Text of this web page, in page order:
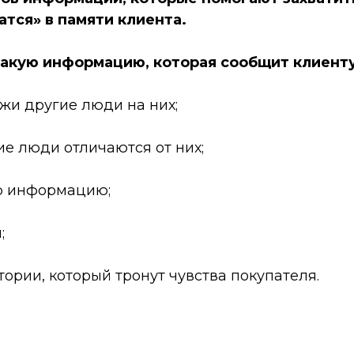
в памяти клиента.
информацию, которая сообщит
другие люди на них;
люди отличаются от них;
информацию;
который тронут чувства покупателя.